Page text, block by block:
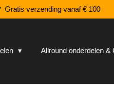
Gratis verzending vanaf € 100
Allround onderdelen &